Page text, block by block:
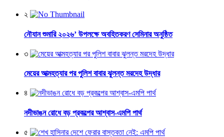
২
নৌযান শুমারি ২০২৬’ উপলক্ষে অবহিতকরণ সেমিনার অনুষ্ঠিত
৩
মেয়ের আত্মহত্যার পর পুলিশ বাবার ঝুলন্ত মরদেহ উদ্ধার
৪
নদীভাঙন রোধে বড় প্রকল্পের আশ্বাস-এমপি পার্থ
৫